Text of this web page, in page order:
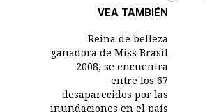
VEA TAMBIÉN
Reina de belleza
ganadora de Miss Brasil
2008, se encuentra
entre los 67
desaparecidos por las
inundaciones en el país